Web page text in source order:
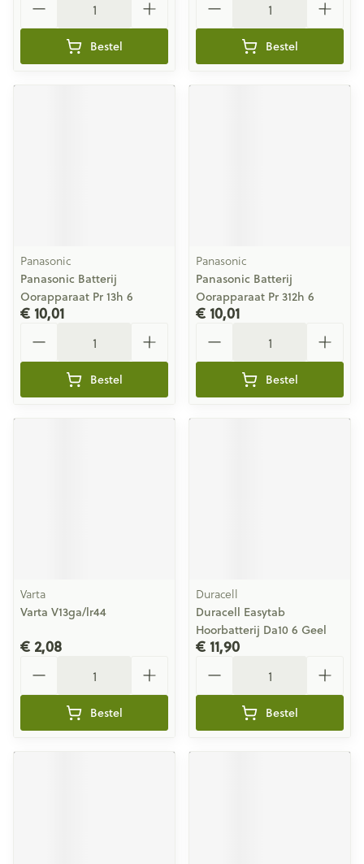
Bestel Bestel
Panasonic
Panasonic Batterij
Oorapparaat Pr 13h 6
€ 10,01
Bestel
Panasonic
Panasonic Batterij
Oorapparaat Pr 312h 6
€ 10,01
Bestel
Varta
Varta V13ga/lr44
€ 2,08
Bestel
Duracell
Duracell Easytab
Hoorbatterij Da10 6 Geel
€ 11,90
Bestel